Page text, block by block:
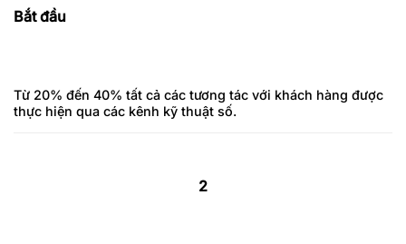
Bắt đầu
Từ 20% đến 40% tất cả các tương tác với khách hàng được
thực hiện qua các kênh kỹ thuật số.
2